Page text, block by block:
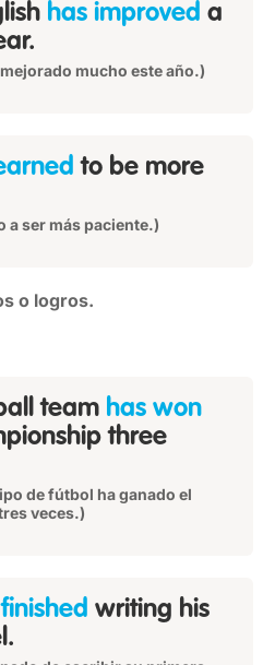
has improved a
mucho este año.)
to be more
a ser más paciente.)
o logros.
team has won
three
de fútbol ha ganado el
veces.)
writing his